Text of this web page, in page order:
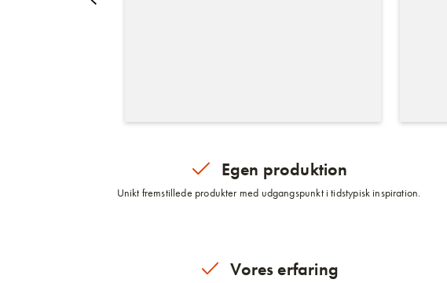
Egen produktion
Unikt fremstillede produkter med udgangspunkt i tidstypisk inspiration.
Vores erfaring